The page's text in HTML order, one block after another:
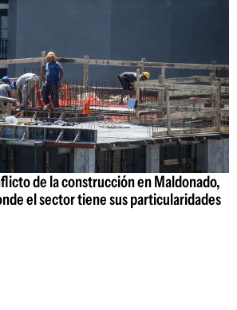
de la construcción en Maldonado,
el sector tiene sus particularidades